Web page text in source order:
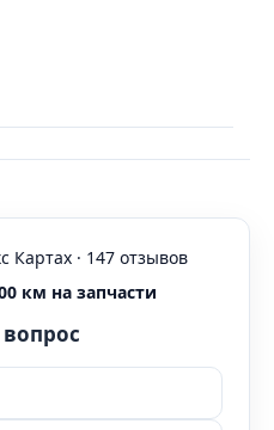
Картах · 147 отзывов
км на запчасти
вопрос